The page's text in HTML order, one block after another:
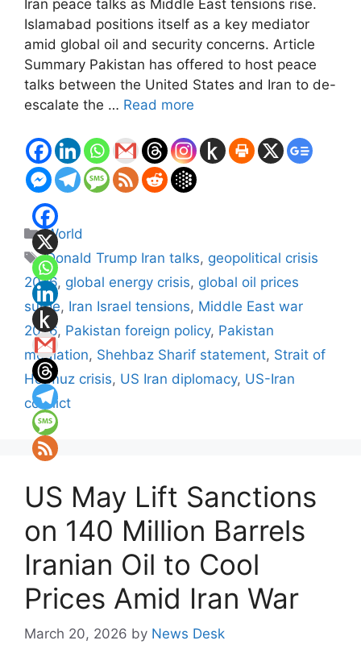
Iran peace talks as Middle East tensions rise.
Islamabad positions itself as a key mediator
amid global oil and security concerns. Article
Summary Pakistan has offered to host peace
talks between the United States and Iran to de-
escalate the … Read more
Categories
World
Tags
Donald Trump Iran talks, geopolitical crisis
2026, global energy crisis, global oil prices
surge, Iran Israel tensions, Middle East war
2026, Pakistan foreign policy, Pakistan
mediation, Shehbaz Sharif statement, Strait of
Hormuz crisis, US Iran diplomacy, US-Iran
conflict
US May Lift Sanctions
on 140 Million Barrels
Iranian Oil to Cool
Prices Amid Iran War
March 20, 2026 by News Desk